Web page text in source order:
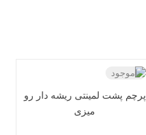
پرچم پشت لمینتی ریشه دار رو
میزی
ناموجود